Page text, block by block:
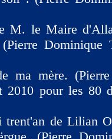
M. le Maire
Dominique
ma mère.
2010 pour les 80
trent'an de Lilian